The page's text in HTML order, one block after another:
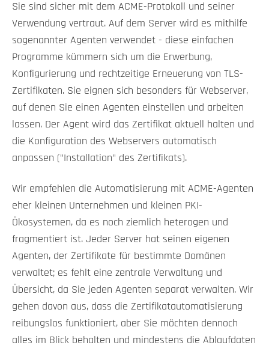
Sie sind sicher mit dem ACME-Protokoll und seiner
Verwendung vertraut. Auf dem Server wird es mithilfe
sogenannter Agenten verwendet - diese einfachen
Programme kümmern sich um die Erwerbung,
Konfigurierung und rechtzeitige Erneuerung von TLS-
Zertifikaten. Sie eignen sich besonders für Webserver,
auf denen Sie einen Agenten einstellen und arbeiten
lassen. Der Agent wird das Zertifikat aktuell halten und
die Konfiguration des Webservers automatisch
anpassen ("Installation" des Zertifikats).
Wir empfehlen die Automatisierung mit ACME-Agenten
eher kleinen Unternehmen und kleinen PKI-
Ökosystemen, da es noch ziemlich heterogen und
fragmentiert ist. Jeder Server hat seinen eigenen
Agenten, der Zertifikate für bestimmte Domänen
verwaltet; es fehlt eine zentrale Verwaltung und
Übersicht, da Sie jeden Agenten separat verwalten. Wir
gehen davon aus, dass die Zertifikatautomatisierung
reibungslos funktioniert, aber Sie möchten dennoch
alles im Blick behalten und mindestens die Ablaufdaten